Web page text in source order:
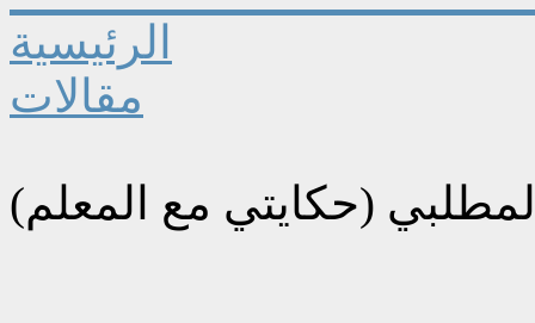
الرئيسية
مقالات
(حكايتي مع المعلم)